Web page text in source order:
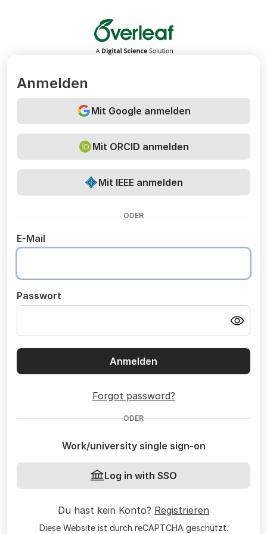
Overleaf
Anmelden
Mit Google anmelden
Mit ORCID anmelden
Mit IEEE anmelden
ODER
E-Mail
Passwort
Anmelden
Forgot password?
ODER
Work/university single sign-on
Log in with SSO
Du hast kein Konto? Registrieren
Diese Website ist durch reCAPTCHA geschützt.